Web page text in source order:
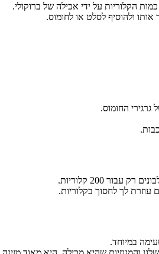
הקלוריות על ידי אכילה של ברוקולי.
ולהוסיף לסלט או לחומוס.
החומוס.
לך לחסוך בקלוריות.
במיוחד.